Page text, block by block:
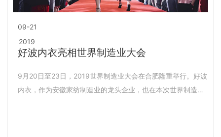
09-21
2019
好波内衣亮相世界制造业大会
9月20日至23日，2019世界制造业大会在合肥隆重举行。好波
内衣，作为安徽家纺制造业的龙头企业，也在本次世界制造业